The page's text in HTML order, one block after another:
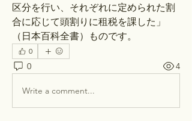
区分を行い、それぞれに定められた割
合に応じて頭割りに租税を課した」
（日本百科全書）ものです。
0
0 4
Write a comment...